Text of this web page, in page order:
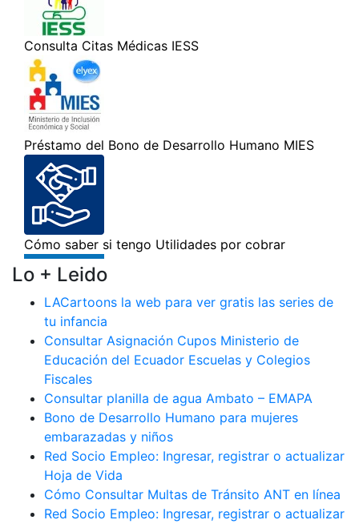
Lo + Leido
LACartoons la web para ver gratis las series de
tu infancia
Consultar Asignación Cupos Ministerio de
Educación del Ecuador Escuelas y Colegios
Fiscales
Consultar planilla de agua Ambato – EMAPA
Bono de Desarrollo Humano para mujeres
embarazadas y niños
Red Socio Empleo: Ingresar, registrar o actualizar
Hoja de Vida
Cómo Consultar Multas de Tránsito ANT en línea
Red Socio Empleo: Ingresar, registrar o actualizar